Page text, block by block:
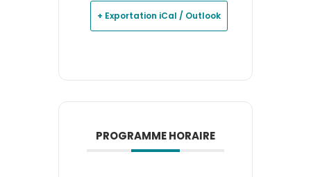
+ Exportation iCal / Outlook
PROGRAMME HORAIRE